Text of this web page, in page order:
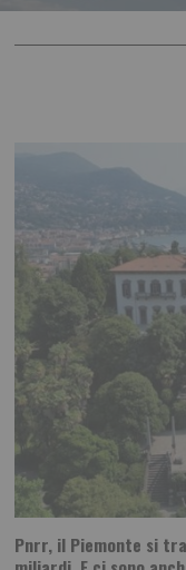
Pnrr, il Piemonte si